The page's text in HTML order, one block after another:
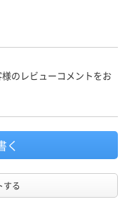
20
のレビューコメントをお
く
する